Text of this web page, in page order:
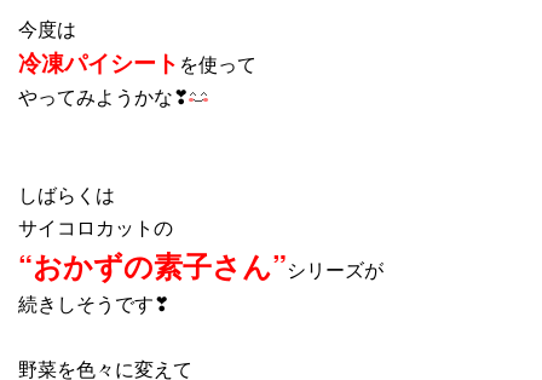
今度は
冷凍パイシート を使って
やってみようかな❣
しばらくは
サイコロカットの
“おかずの素子さん”シリーズが
続きしそうです❣
野菜を色々に変えて